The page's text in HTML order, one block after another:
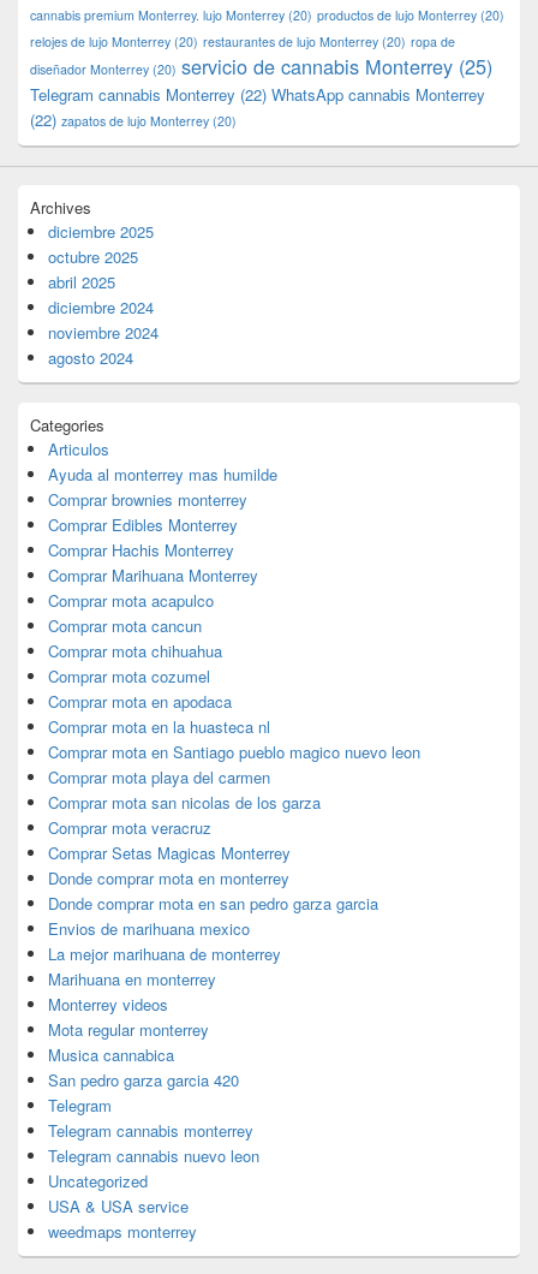
cannabis premium Monterrey. lujo Monterrey (20) productos de lujo Monterrey (20)
relojes de lujo Monterrey (20) restaurantes de lujo Monterrey (20) ropa de
diseñador Monterrey (20) servicio de cannabis Monterrey (25)
Telegram cannabis Monterrey (22) WhatsApp cannabis Monterrey
(22) zapatos de lujo Monterrey (20)
Archives
diciembre 2025
octubre 2025
abril 2025
diciembre 2024
noviembre 2024
agosto 2024
Categories
Articulos
Ayuda al monterrey mas humilde
Comprar brownies monterrey
Comprar Edibles Monterrey
Comprar Hachis Monterrey
Comprar Marihuana Monterrey
Comprar mota acapulco
Comprar mota cancun
Comprar mota chihuahua
Comprar mota cozumel
Comprar mota en apodaca
Comprar mota en la huasteca nl
Comprar mota en Santiago pueblo magico nuevo leon
Comprar mota playa del carmen
Comprar mota san nicolas de los garza
Comprar mota veracruz
Comprar Setas Magicas Monterrey
Donde comprar mota en monterrey
Donde comprar mota en san pedro garza garcia
Envios de marihuana mexico
La mejor marihuana de monterrey
Marihuana en monterrey
Monterrey videos
Mota regular monterrey
Musica cannabica
San pedro garza garcia 420
Telegram
Telegram cannabis monterrey
Telegram cannabis nuevo leon
Uncategorized
USA & USA service
weedmaps monterrey